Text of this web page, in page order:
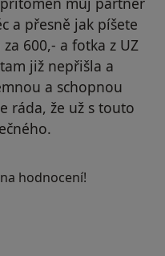
a přesně jak píšete
600,- a fotka z UZ
již nepřišla a
a schopnou
ráda, že už s touto
účet byl odstraněn
hodnocení!